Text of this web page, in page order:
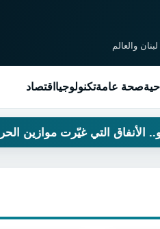
والعالم
صحة عامةتكنولوجيا اقتصاد
غيّرت موازين الحروب